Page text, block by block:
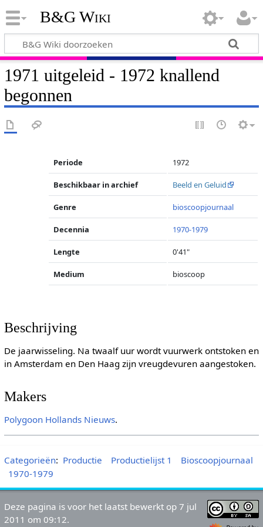
B&G Wiki
1971 uitgeleid - 1972 knallend
begonnen
Periode 1972
Beschikbaar in archief Beeld en Geluid
Genre bioscoopjournaal
Decennia 1970-1979
Lengte 0'41"
Medium bioscoop
Beschrijving
De jaarwisseling. Na twaalf uur wordt vuurwerk ontstoken en
in Amsterdam en Den Haag zijn vreugdevuren aangestoken.
Makers
Polygoon Hollands Nieuws.
Categorieën: Productie Productielijst 1
Bioscoopjournaal
1970-1979
Deze pagina is voor het laatst bewerkt op 7 jul
2011 om 09:12.